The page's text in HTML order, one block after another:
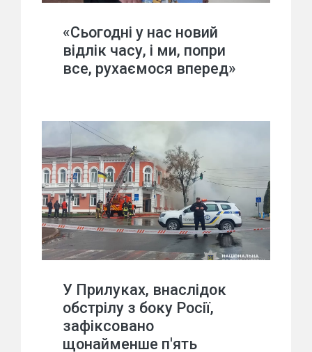
«Сьогодні у нас новий
відлік часу, і ми, попри
все, рухаємося вперед»
У Прилуках, внаслідок
обстрілу з боку Росії,
зафіксовано
щонайменше п'ять